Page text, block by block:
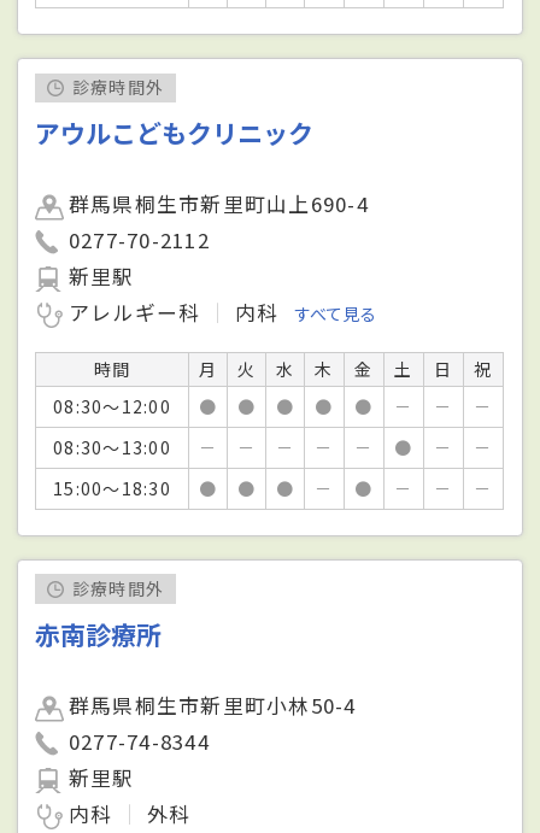
診療時間外
アウルこどもクリニック
群馬県桐生市新里町山上690-4
0277-70-2112
新里駅
アレルギー科
内科 すべて見る
時間 月 火 水 木 金 土 日
祝
08:30～12:00
● ● ● ● ● － －
－
08:30～13:00
－ － － － － ● －
－
15:00～18:30
● ● ● － ● － － －
診療時間外
赤南診療所
群馬県桐生市新里町小林50-4
0277-74-8344
新里駅
内科
外科